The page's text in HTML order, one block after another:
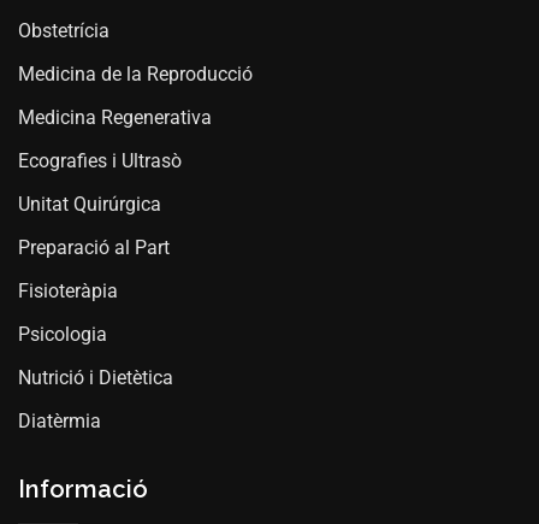
Obstetrícia
Medicina de la Reproducció
Medicina Regenerativa
Ecografies i Ultrasò
Unitat Quirúrgica
Preparació al Part
Fisioteràpia
Psicologia
Nutrició i Dietètica
Diatèrmia
Informació